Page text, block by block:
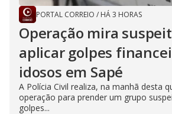
PORTAL CORREIO / HÁ 3 HORAS
Operação mira
aplicar golpes
idosos em Sapé
A Polícia Civil realiza, na manhã desta
operação para prender um grupo
golpes...